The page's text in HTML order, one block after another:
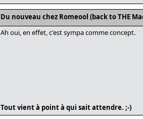
Du nouveau chez Romeool (back to THE
Ah oui, en effet, c'est sympa comme concept.
Tout vient à point à qui sait attendre. ;-)